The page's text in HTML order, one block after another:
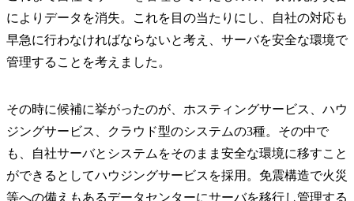
によりデータを消失。これを目の当たりにし、自社の対応も
早急に行わなければならないと考え、サーバを安全な環境で
管理することを考えました。
その時に候補に挙がったのが、ホスティングサービス、ハウ
ジングサービス、クラウド型のシステムの3種。その中で
も、自社サーバとシステムをそのまま安全な環境に移すこと
ができるとしてハウジングサービスを採用。免震構造で火災
等への備えもあるデータセンターにサーバを移行し管理する